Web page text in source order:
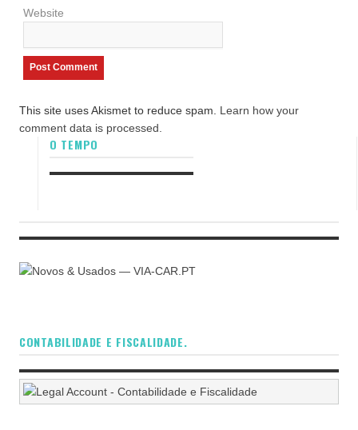
Website
This site uses Akismet to reduce spam. Learn how your
comment data is processed.
O TEMPO
CONTABILIDADE E FISCALIDADE.